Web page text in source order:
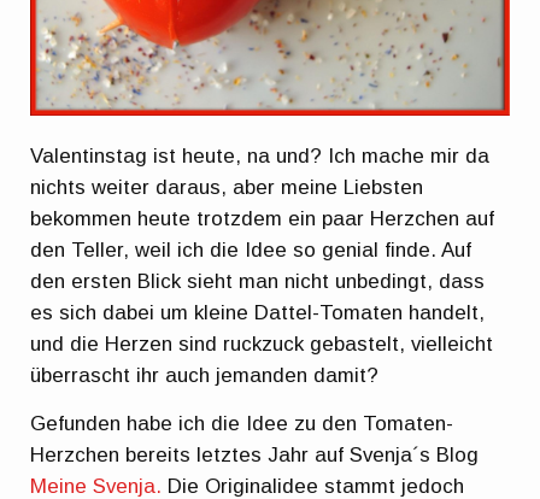
Valentinstag ist heute, na und? Ich mache mir da
nichts weiter daraus, aber meine Liebsten
bekommen heute trotzdem ein paar Herzchen auf
den Teller, weil ich die Idee so genial finde. Auf
den ersten Blick sieht man nicht unbedingt, dass
es sich dabei um kleine Dattel-Tomaten handelt,
und die Herzen sind ruckzuck gebastelt, vielleicht
überrascht ihr auch jemanden damit?
Gefunden habe ich die Idee zu den Tomaten-
Herzchen bereits letztes Jahr auf Svenja´s Blog
Meine Svenja. Die Originalidee stammt jedoch